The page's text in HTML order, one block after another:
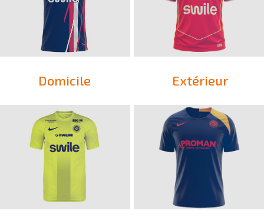
Domicile Extérieur